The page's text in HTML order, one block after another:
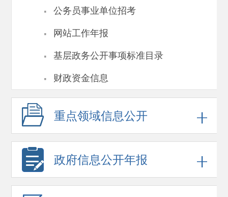
· 公务员事业单位招考
· 网站工作年报
· 基层政务公开事项标准目录
· 财政资金信息
重点领域信息公开
政府信息公开年报